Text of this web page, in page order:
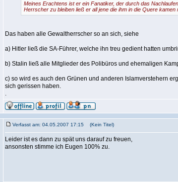
Meines Erachtens ist er ein Fanatiker, der durch das
Herrscher zu bleiben ließ er all jene die ihm in die Quere kamen
Das haben alle Gewaltherrscher so an sich, siehe
a) Hitler ließ die SA-Führer, welche ihn treu gedient hatten
b) Stalin ließ alle Mitglieder des Polibüros und ehemaligen
c) so wird es auch den Grünen und anderen Islamverstehern
sich gerissen haben.
.
Verfasst am: 04.05.2007 17:15 (Kein Titel)
Leider ist es dann zu spät uns darauf zu freuen,
ansonsten stimme ich Eugen 100% zu.